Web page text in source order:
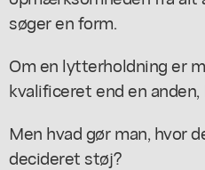
søger en form.
Om en lytterholdning er
kvalificeret end en
Men hvad gør man, hvor
decideret støj?